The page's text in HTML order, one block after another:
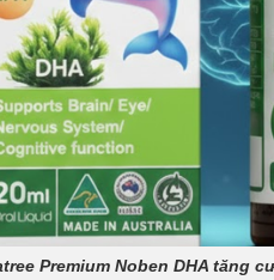
Premium Noben DHA tăng